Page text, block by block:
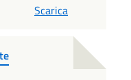
Scarica